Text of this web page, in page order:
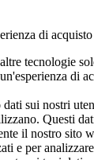
di acquisto
tecnologie
di
sui nostri
Questi
il nostro sito
e per